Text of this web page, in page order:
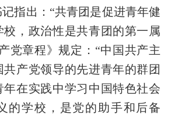
指出：“共青团是促进青年健
校，政治性是共青团的第一属
党章程》规定：“中国共产主
共产党领导的先进青年的群团
在实践中学习中国特色社会
的学校，是党的助手和后备